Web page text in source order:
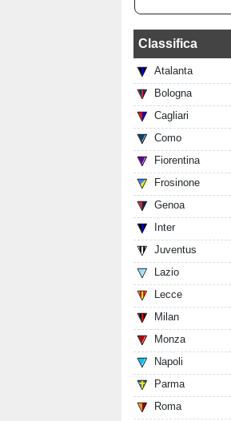
Classifica
Atalanta
Bologna
Cagliari
Como
Fiorentina
Frosinone
Genoa
Inter
Juventus
Lazio
Lecce
Milan
Monza
Napoli
Parma
Roma